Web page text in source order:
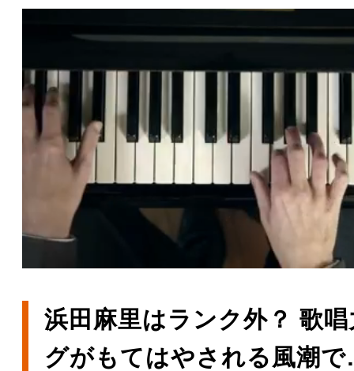
浜田麻里はランク外？ 歌
グがもてはやされる風潮